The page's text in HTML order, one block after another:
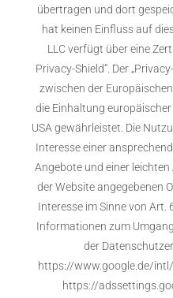
übertragen und dort
hat keinen Einfluss auf
LLC verfügt über eine
Privacy-Shield“. Der
zwischen der
die Einhaltung
USA gewährleistet. Die
Interesse einer
Angebote und einer
der Website angegebenen
Interesse im Sinne von Art.
Informationen zum
der
https://www.google.de/
https://